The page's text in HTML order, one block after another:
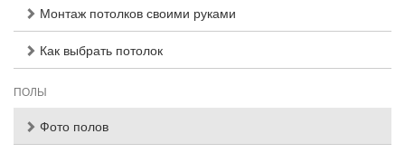
Монтаж потолков своими руками
Как выбрать потолок
ПОЛЫ
Фото полов